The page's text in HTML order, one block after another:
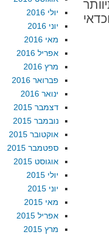
יולי 2016
יוני 2016
מאי 2016
אפריל 2016
מרץ 2016
פברואר 2016
ינואר 2016
דצמבר 2015
נובמבר 2015
אוקטובר 2015
ספטמבר 2015
אוגוסט 2015
יולי 2015
יוני 2015
מאי 2015
אפריל 2015
מרץ 2015